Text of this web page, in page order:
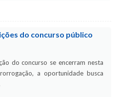
do concurso público
do concurso se encerram nesta
a oportunidade busca